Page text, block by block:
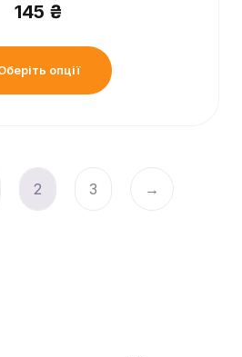
145 ₴
опції
2 3 →